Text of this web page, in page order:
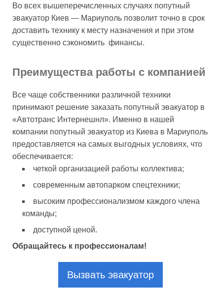
Во всех вышеперечисленных случаях попутный
эвакуатор Киев — Мариуполь позволит точно в срок
доставить технику к месту назначения и при этом
существенно сэкономить финансы.
Преимущества работы с компанией
Все чаще собственники различной техники
принимают решение заказать попутный эвакуатор в
«Автотранс Интернешнл». Именно в нашей
компании попутный эвакуатор из Киева в Мариуполь
предоставляется на самых выгодных условиях, что
обеспечивается:
четкой организацией работы коллектива;
современным автопарком спецтехники;
высоким профессионализмом каждого члена
команды;
доступной ценой.
Обращайтесь к профессионалам!
Вызвать эвакуатор